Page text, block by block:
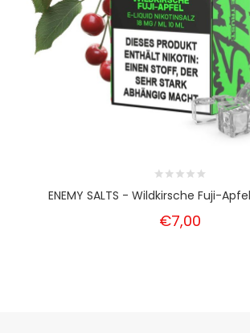
ENEMY SALTS - Wildkirsche Fuji-
€7,00